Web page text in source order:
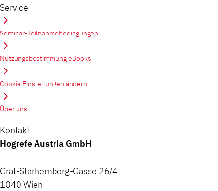
Service
Seminar-Teilnahmebedingungen
Nutzungsbestimmung eBooks
Cookie Einstellungen ändern
Über uns
Kontakt
Hogrefe Austria GmbH
Graf-Starhemberg-Gasse 26/4
1040 Wien